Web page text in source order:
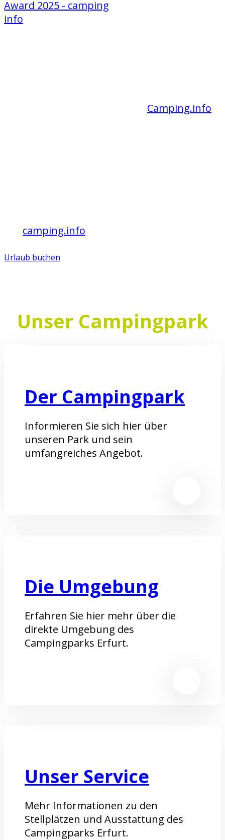
Camping.info
camping.info
Urlaub buchen
Unser Campingpark
Der Campingpark
Informieren Sie sich hier über
unseren Park und sein
umfangreiches Angebot.
Die Umgebung
Erfahren Sie hier mehr über die
direkte Umgebung des
Campingparks Erfurt.
Unser Service
Mehr Informationen zu den
Stellplätzen und Ausstattung des
Campingparks Erfurt.